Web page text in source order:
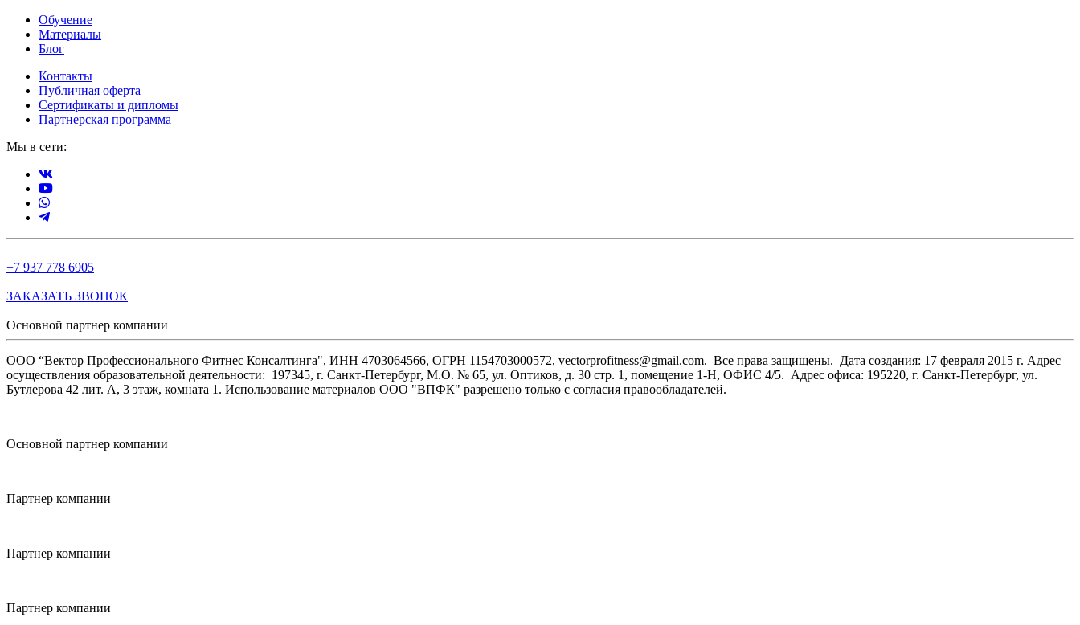
Обучение
Материалы
Блог
Контакты
Публичная оферта
Сертификаты и дипломы
Партнерская программа
Мы в сети:
+7 937 778 6905
ЗАКАЗАТЬ ЗВОНОК
Основной партнер компании
ООО “Вектор Профессионального Фитнес Консалтинга", ИНН 4703064566, ОГРН 1154703000572, vectorprofitness@gmail.com. Все права защищены. Дата создания: 17 февраля 2015 г. Адрес
осуществления образовательной деятельности: 197345, г. Санкт-Петербург, М.О. № 65, ул. Оптиков, д. 30 стр. 1, помещение 1-Н, ОФИС 4/5. Адрес офиса: 195220, г. Санкт-Петербург, ул.
Бутлерова 42 лит. А, 3 этаж, комната 1. Использование материалов ООО "ВПФК" разрешено только с согласия правообладателей.
Основной партнер компании
Партнер компании
Партнер компании
Партнер компании